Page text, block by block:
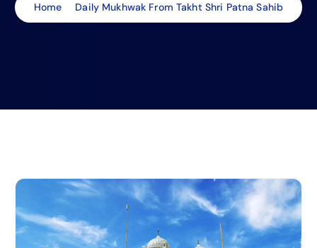
Home Daily Mukhwak From Takht Shri Patna Sahib